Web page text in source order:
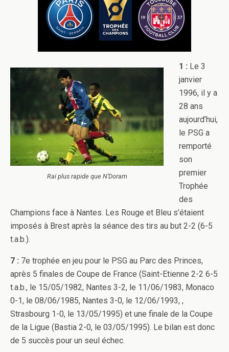
Raï plus rapide que N’Doram
1 : Le 3
janvier
1996, il y a
28 ans
aujourd’hui,
le PSG a
remporté
son
premier
Trophée
des
Champions face à Nantes. Les Rouge et Bleu s’étaient
imposés à Brest après la séance des tirs au but 2-2 (6-5
t.a.b.).
7 : 7e trophée en jeu pour le PSG au Parc des Princes,
après 5 finales de Coupe de France (Saint-Etienne 2-2 6-5
t.a.b., le 15/05/1982, Nantes 3-2, le 11/06/1983, Monaco
0-1, le 08/06/1985, Nantes 3-0, le 12/06/1993, ,
Strasbourg 1-0, le 13/05/1995) et une finale de la Coupe
de la Ligue (Bastia 2-0, le 03/05/1995). Le bilan est donc
de 5 succès pour un seul échec.